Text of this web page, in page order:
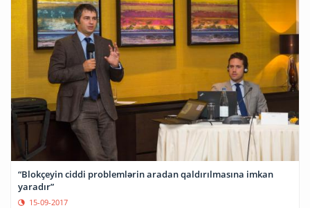
“Blokçeyin ciddi problemlərin aradan qaldırılmasına imkan
yaradır”
15-09-2017